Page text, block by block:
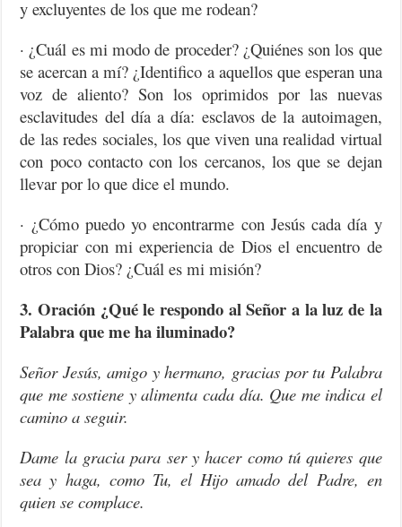
y excluyentes de los que me rodean?
· ¿Cuál es mi modo de proceder? ¿Quiénes son los que
se acercan a mí? ¿Identifico a aquellos que esperan una
voz de aliento? Son los oprimidos por las nuevas
esclavitudes del día a día: esclavos de la autoimagen,
de las redes sociales, los que viven una realidad virtual
con poco contacto con los cercanos, los que se dejan
llevar por lo que dice el mundo.
· ¿Cómo puedo yo encontrarme con Jesús cada día y
propiciar con mi experiencia de Dios el encuentro de
otros con Dios? ¿Cuál es mi misión?
3. Oración ¿Qué le respondo al Señor a la luz de la
Palabra que me ha iluminado?
Señor Jesús, amigo y hermano, gracias por tu Palabra
que me sostiene y alimenta cada día. Que me indica el
camino a seguir.
Dame la gracia para ser y hacer como tú quieres que
sea y haga, como Tu, el Hijo amado del Padre, en
quien se complace.